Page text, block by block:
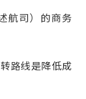
航司）的商务
路线是降低成